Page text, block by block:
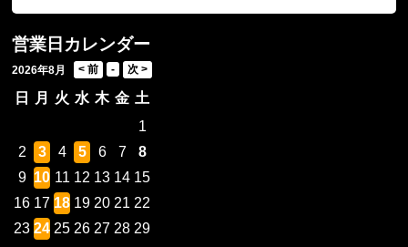
営業日カレンダー
2026年8月
日 月 火 水 木 金 土
1
2
3 4 5 6 7
8
9 10 11 12 13 14 15
16 17 18 19 20 21 22
23 24 25 26 27 28 29